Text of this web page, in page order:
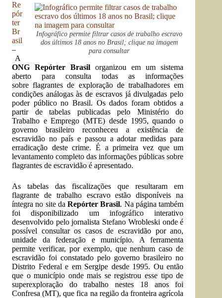
Infográfico permite filtrar casos de trabalho escravo
dos últimos 18 anos no Brasil; clique na imagem
para consultar
Re
pór
ter
Br
asil
–
A
ONG Repórter Brasil organizou em um sistema
aberto para consulta todas as informações
sobre flagrantes de exploração de trabalhadores em
condições análogas às de escravos já divulgadas pelo
poder público no Brasil. Os dados foram obtidos a
partir de tabelas publicadas pelo Ministério do
Trabalho e Emprego (MTE) desde 1995, quando o
governo brasileiro reconheceu a existência de
escravidão no país e passou a adotar medidas para
erradicação deste crime. É a primeira vez que um
levantamento completo das informações públicas sobre
flagrantes de escravidão é apresentado.
As tabelas das fiscalizações que resultaram em
flagrante de trabalho escravo estão disponíveis na
íntegra no site daRepórter Brasil. Na página também
foi disponibilizado um infográfico interativo
desenvolvido pelo jornalista Stefano Wrobleski onde é
possível consultar os casos de escravidão por ano,
unidade da federação e município. A ferramenta
permite verificar, por exemplo, que nenhum caso de
escravidão foi constatado pelo governo brasileiro no
Distrito Federal e em Sergipe desde 1995. Ou então
que o município onde mais se registrou esse tipo de
superexploração do trabalho nestes 18 anos foi
Confresa (MT), que fica na região da fronteira agrícola